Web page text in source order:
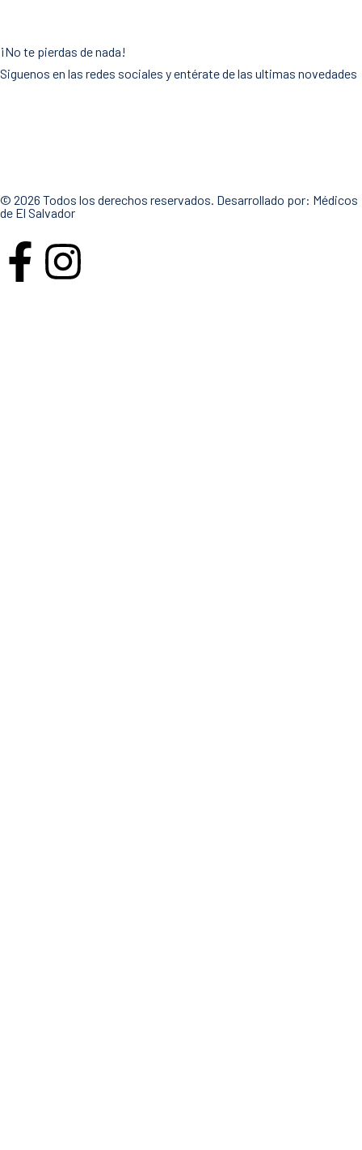
¡No te pierdas de nada!
Siguenos en las redes sociales y entérate de las ultimas novedades
© 2026 Todos los derechos reservados. Desarrollado por: Médicos
de El Salvador